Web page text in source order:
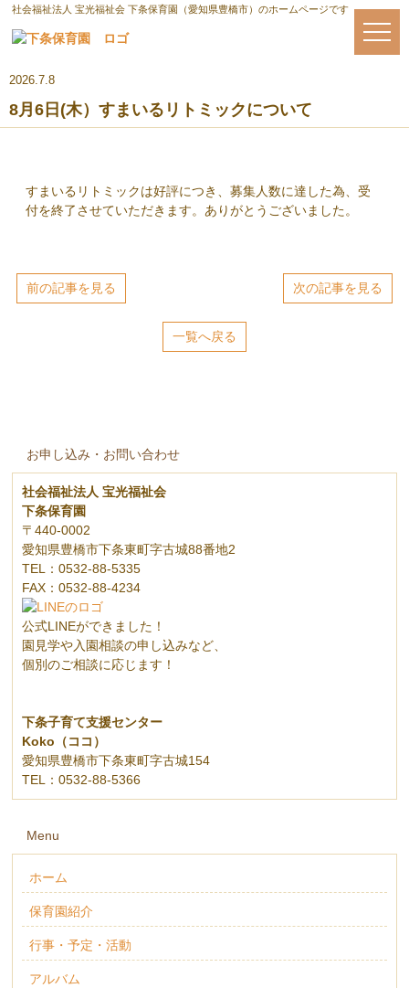
社会福祉法人 宝光福祉会 下条保育園（愛知県豊橋市）のホームページです
2026.7.8
8月6日(木）すまいるリトミックについて
すまいるリトミックは好評につき、募集人数に達した為、受
付を終了させていただきます。ありがとうございました。
前の記事を見る 次の記事を見る
一覧へ戻る
お申し込み・お問い合わせ
社会福祉法人 宝光福祉会
下条保育園
〒440-0002
愛知県豊橋市下条東町字古城88番地2
TEL：0532-88-5335
FAX：0532-88-4234
公式LINEができました！
園見学や入園相談の申し込みなど、
個別のご相談に応じます！
下条子育て支援センター
Koko（ココ）
愛知県豊橋市下条東町字古城154
TEL：0532-88-5366
Menu
ホーム
保育園紹介
行事・予定・活動
アルバム